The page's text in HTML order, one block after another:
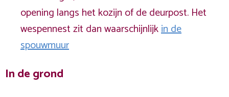
opening langs het kozijn of de deurpost. Het
wespennest zit dan waarschijnlijkin de
spouwmuur
In de grond